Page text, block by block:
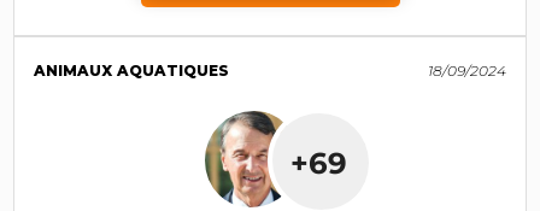
ANIMAUX AQUATIQUES 18/09/2024
+69